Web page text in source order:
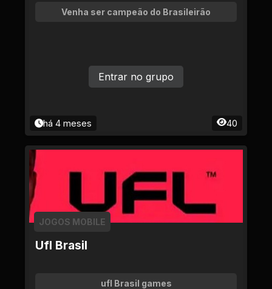
Venha ser campeão do Brasileirão
há 4 meses 40
Entrar no grupo
Ufl Brasil
JOGOS MOBILE
ufl Brasil games